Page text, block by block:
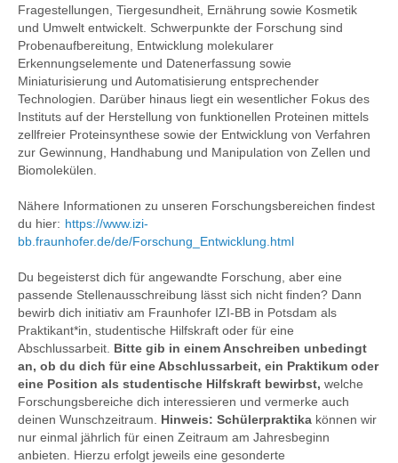
Fragestellungen, Tiergesundheit, Ernährung sowie Kosmetik
und Umwelt entwickelt. Schwerpunkte der Forschung sind
Probenaufbereitung, Entwicklung molekularer
Erkennungselemente und Datenerfassung sowie
Miniaturisierung und Automatisierung entsprechender
Technologien. Darüber hinaus liegt ein wesentlicher Fokus des
Instituts auf der Herstellung von funktionellen Proteinen mittels
zellfreier Proteinsynthese sowie der Entwicklung von Verfahren
zur Gewinnung, Handhabung und Manipulation von Zellen und
Biomolekülen.
Nähere Informationen zu unseren Forschungsbereichen findest
du hier: https://www.izi-
bb.fraunhofer.de/de/Forschung_Entwicklung.html
Du begeisterst dich für angewandte Forschung, aber eine
passende Stellenausschreibung lässt sich nicht finden? Dann
bewirb dich initiativ am Fraunhofer IZI-BB in Potsdam als
Praktikant*in, studentische Hilfskraft oder für eine
Abschlussarbeit. Bitte gib in einem Anschreiben unbedingt
an, ob du dich für eine Abschlussarbeit, ein Praktikum oder
eine Position als studentische Hilfskraft bewirbst, welche
Forschungsbereiche dich interessieren und vermerke auch
deinen Wunschzeitraum. Hinweis: Schülerpraktika können wir
nur einmal jährlich für einen Zeitraum am Jahresbeginn
anbieten. Hierzu erfolgt jeweils eine gesonderte